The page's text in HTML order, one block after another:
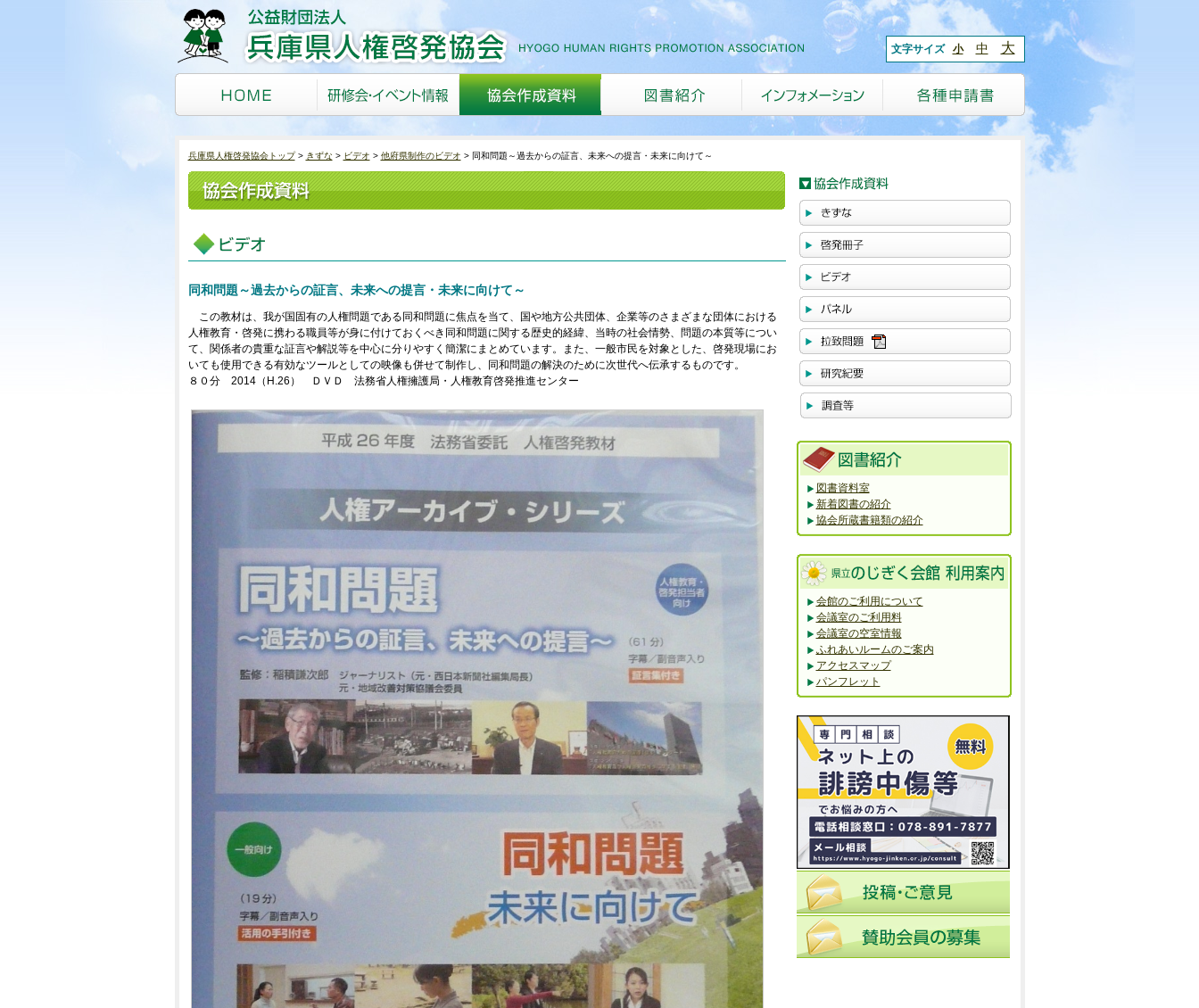
文字サイズ 小 中 大
兵庫県人権啓発協会トップ きずな ビデオ 他府県制作のビデオ 同和問題～過去からの証言、未来への提言・未来に向けて～
同和問題～過去からの証言、未来への提言・未来に向けて～
この教材は、我が国固有の人権問題である同和問題に焦点を当て、国や地方公共団体、企業等のさまざまな団体における
人権教育・啓発に携わる職員等が身に付けておくべき同和問題に関する歴史的経緯、当時の社会情勢、問題の本質等につい
て、関係者の貴重な証言や解説等を中心に分りやすく簡潔にまとめています。また、一般市民を対象とした、啓発現場にお
いても使用できる有効なツールとしての映像も併せて制作し、同和問題の解決のために次世代へ伝承するものです。
８０分 2014（H.26） ＤＶＤ 法務省人権擁護局・人権教育啓発推進センター
図書資料室
新着図書の紹介
協会所蔵書籍類の紹介
会館のご利用について
会議室のご利用料
会議室の空室情報
ふれあいルームのご案内
アクセスマップ
パンフレット